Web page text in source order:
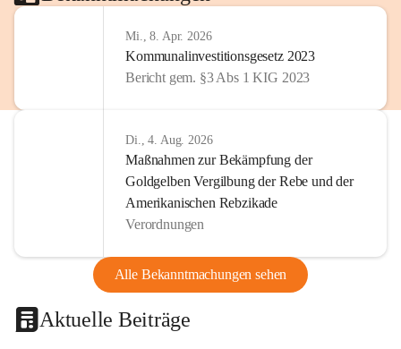
Mi., 8. Apr. 2026
Kommunalinvestitionsgesetz 2023
Bericht gem. §3 Abs 1 KIG 2023
Di., 4. Aug. 2026
Maßnahmen zur Bekämpfung der
Goldgelben Vergilbung der Rebe und der
Amerikanischen Rebzikade
Verordnungen
Alle Bekanntmachungen sehen
Aktuelle Beiträge